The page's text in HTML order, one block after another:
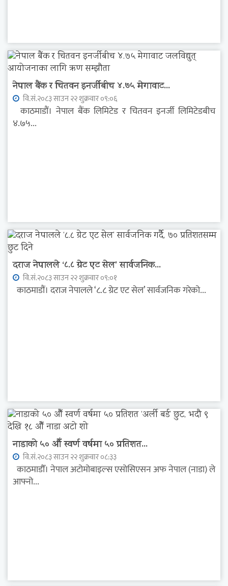
नेपाल बैंक र चितवन इनर्जीबीच ४.७५ मेगावाट...
वि.सं.२०८३ साउन २२ शुक्रवार ०९:०६
काठमाडौं। नेपाल बैंक लिमिटेड र चितवन इनर्जी लिमिटेडबीच
४.७५...
दराज नेपालले ‘८.८ ग्रेट एट सेल’ सार्वजनिक...
वि.सं.२०८३ साउन २२ शुक्रवार ०९:०१
काठमाडौं। दराज नेपालले ‘८.८ ग्रेट एट सेल’ सार्वजनिक गरेको...
नाडाको ५० औँ स्वर्ण वर्षमा ५० प्रतिशत...
वि.सं.२०८३ साउन २२ शुक्रवार ०८:३३
काठमाडौँ। नेपाल अटोमोबाइल्स एसोसिएसन अफ नेपाल (नाडा) ले
आफ्नो...